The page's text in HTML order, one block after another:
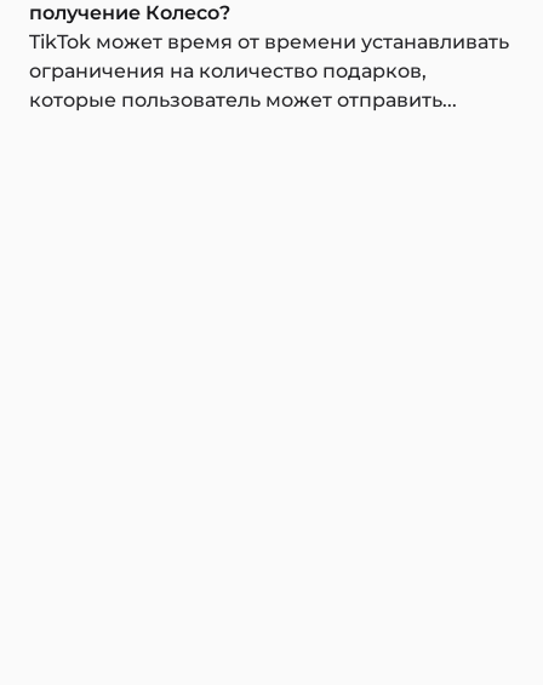
получение Колесо?
TikTok может время от времени устанавливать
ограничения на количество подарков,
которые пользователь может отправить...